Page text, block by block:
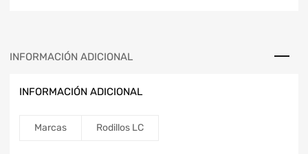
INFORMACIÓN ADICIONAL
INFORMACIÓN ADICIONAL
Marcas Rodillos LC